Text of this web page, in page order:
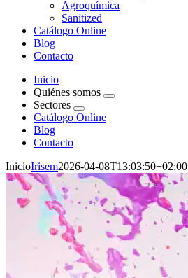
Agroquímica
Sanitized
Catálogo Online
Blog
Contacto
Inicio
Quiénes somos
Sectores
Catálogo Online
Blog
Contacto
InicioIrisem2026-04-08T13:03:50+02:00